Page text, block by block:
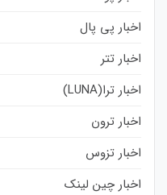
اخبار پی پال
اخبار تتر
اخبار ترا(LUNA)
اخبار ترون
اخبار تزوس
اخبار چین لینک